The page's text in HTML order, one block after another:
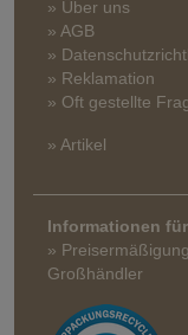
» Über uns
» AGB
»
» Reklamation
» Oft gestellte
» Artikel
Informationen
»
Großhändler